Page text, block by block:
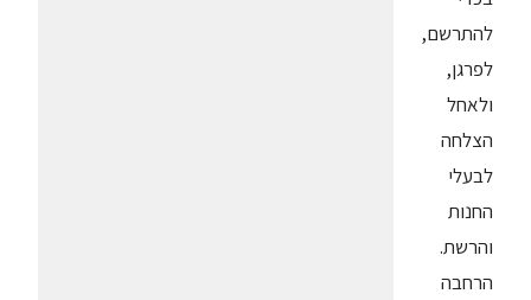
להתרשם,
לפרגן,
ולאחל
הצלחה
לבעלי
החנות
והרשת.
הרחבה